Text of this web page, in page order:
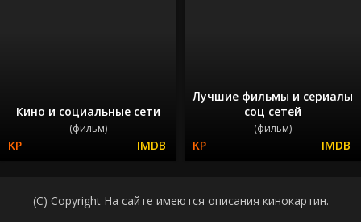
Кино и социальные сети
(фильм)
Лучшие фильмы и сериалы
соц сетей
(фильм)
(C) Copyright На сайте имеются описания кинокартин.